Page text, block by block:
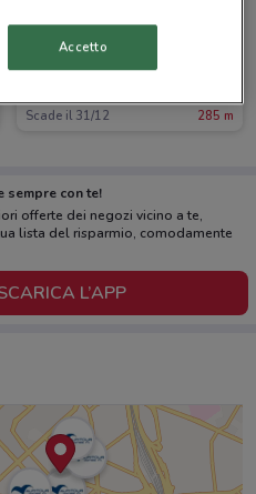
Scade il 31/12 285 m
sempre con te!
offerte dei negozi vicino a te,
lista del risparmio, comodamente
L’APP
Accetto